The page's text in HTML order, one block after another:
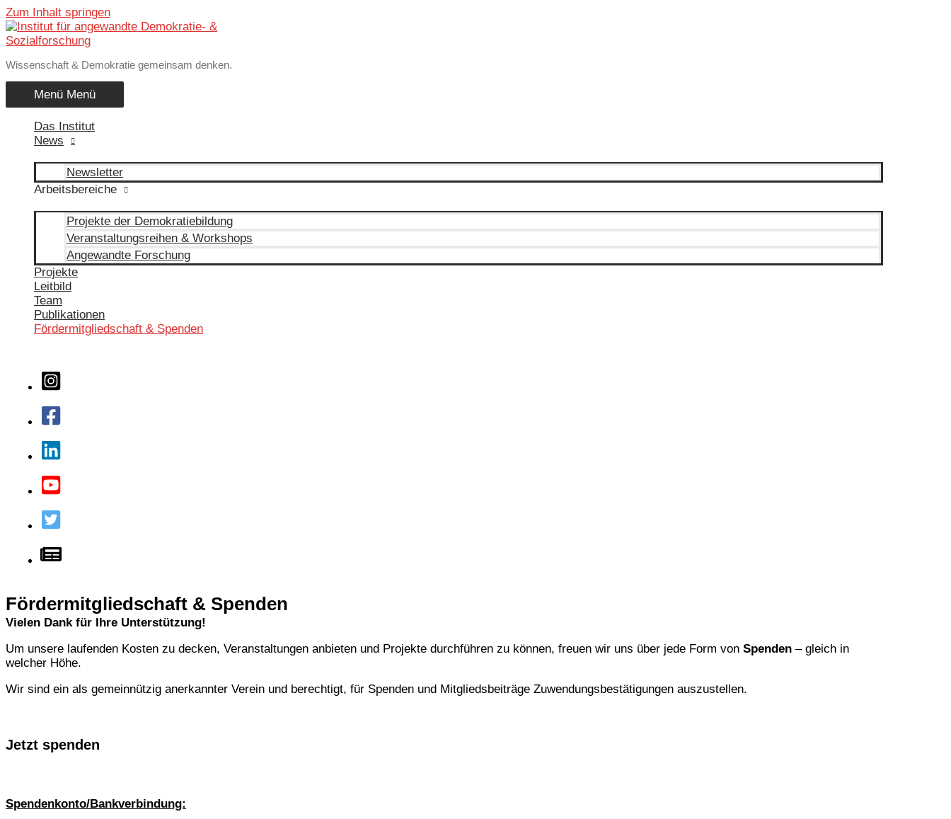
Zum Inhalt springen
Wissenschaft & Demokratie gemeinsam denken.
Menü Menü
Das Institut
News
Newsletter
Arbeitsbereiche
Projekte der Demokratiebildung
Veranstaltungsreihen & Workshops
Angewandte Forschung
Projekte
Leitbild
Team
Publikationen
Fördermitgliedschaft & Spenden
Fördermitgliedschaft & Spenden
Vielen Dank für Ihre Unterstützung!
Um unsere laufenden Kosten zu decken, Veranstaltungen anbieten und Projekte durchführen zu können, freuen wir uns über jede Form von Spenden – gleich in
welcher Höhe.
Wir sind ein als gemeinnützig anerkannter Verein und berechtigt, für Spenden und Mitgliedsbeiträge Zuwendungsbestätigungen auszustellen.
Jetzt spenden
Spendenkonto/Bankverbindung: